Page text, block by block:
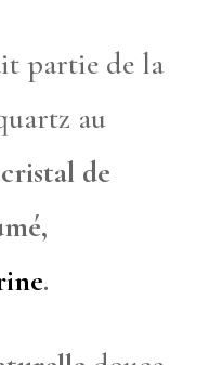
partie de la
au
de
.